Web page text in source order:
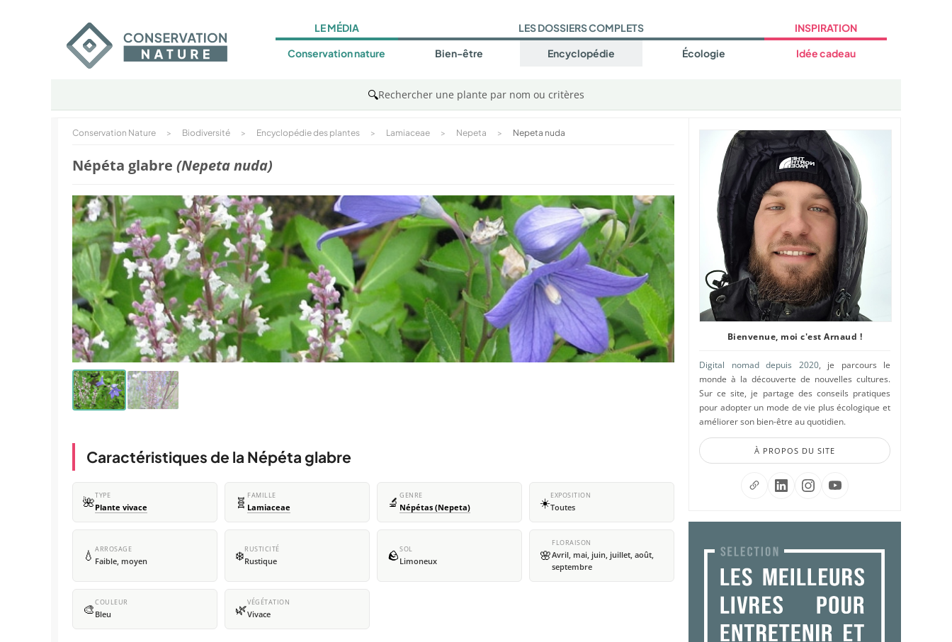
LE MÉDIA
Conservation nature
LES DOSSIERS COMPLETS
Bien-être Encyclopédie Écologie
INSPIRATION
Idée cadeau
🔍Rechercher une plante par nom ou critères
Conservation Nature > Biodiversité > Encyclopédie des plantes > Lamiaceae > Nepeta > Nepeta nuda
Népéta glabre (Nepeta nuda)
Caractéristiques de la Népéta glabre
🌺TYPE
Plante vivace 🧬 FAMILLE
Lamiaceae 🔬 GENRE
Népétas (Nepeta) ☀️EXPOSITION
Toutes
💧 ARROSAGE
Faible, moyen ❄️RUSTICITÉ
Rustique 🪨SOL
Limoneux 🌸
FLORAISON
Avril, mai, juin, juillet, août,
septembre
🎨COULEUR
Bleu 🌿VÉGÉTATION
Vivace
Bienvenue, moi c'est Arnaud !
Digital nomad depuis 2020, je parcours le
monde à la découverte de nouvelles cultures.
Sur ce site, je partage des conseils pratiques
pour adopter un mode de vie plus écologique et
améliorer son bien-être au quotidien.
À PROPOS DU SITE